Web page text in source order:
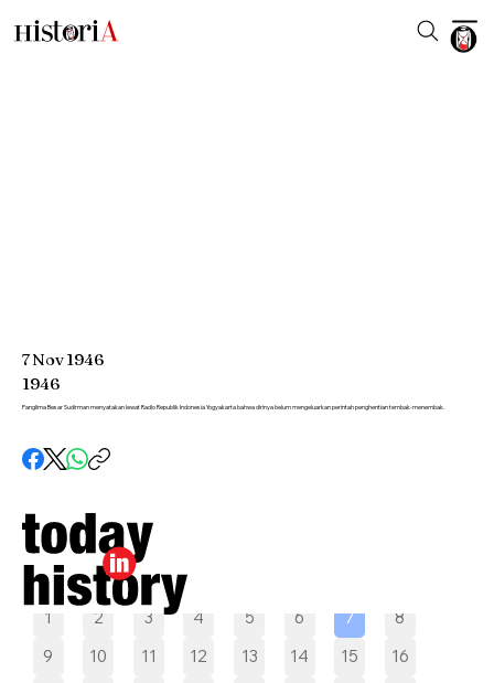
Pilih tanggal
1 2 3 4 5 6 7
8
9
10 11 12 13 14 15
16
7Nov1946
1946
Panglima Besar Sudirman menyatakan lewat Radio Republik Indonesia Yogyakarta bahwa dirinya belum mengeluarkan perintah penghentian tembak-menembak.